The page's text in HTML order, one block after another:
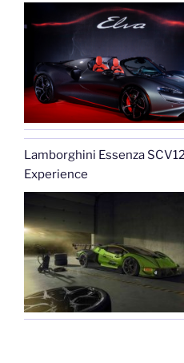
Lamborghini Essenza
Experience